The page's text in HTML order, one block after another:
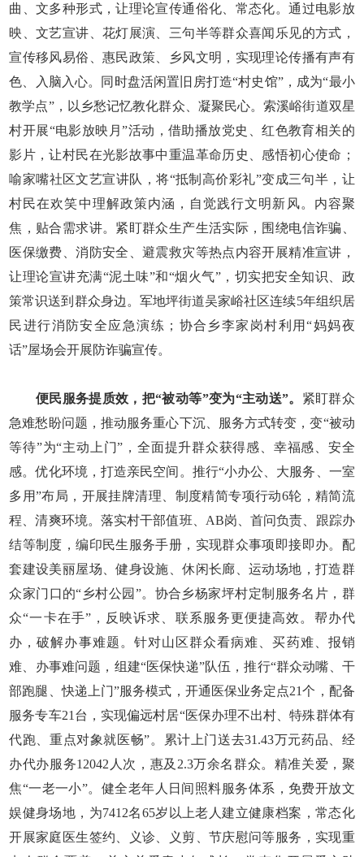
曲、文多种形式，让理论宣传通俗化、常态化。通过电影放
映、文艺宣讲、花灯展演、三句半等群众喜闻乐见的方式，
宣传移风易俗、惠民政策、乡风文明，实现理论传播有声有
色、入脑入心。同时盘活闲置旧房打造“村史馆”，成为“最小
教学点”，以乡愁记忆教化群众、凝聚民心。索溪峪街道双星
村开展“电影放映月”活动，借助播放党史、红色教育相关的
影片，让村民在光影故事中重温革命历史、感悟初心使命；
喻家嘴社区文艺宣讲队，将“抵制高价彩礼”变成三句半，让
村民在欢笑中理解政策内涵，自觉践行文明新风。内容聚
焦，贴合需求讲。紧盯群众生产生活实际，围绕电信诈骗、
医保缴费、消防安全、避震救灾等热点内容开展精准宣讲，
让理论宣讲充满“泥土味”和“烟火气”，切实把安全知识、政
策常识送到群众身边。军地坪街道吴家峪社区连续5年组织居
民进行消防安全应急演练；协合乡李家岗村利用“妈妈夜
话”屋场会开展防诈骗宣传。
便民服务提质效，把“被动等”变为“主动送”。 紧盯群众
急难愁盼问题，推动服务重心下沉、服务方式转变，变“被动
等待”为“主动上门”，全面提升群众获得感、幸福感、安全
感。优化环境，打造亲民空间。推行“小办公、大服务、一室
多用”布局，开展挂牌清理、制度精简专项行动6轮，精简流
程、清爽环境。落实村干部值班、AB岗、首问负责、跟踪办
结等制度，编印民生服务手册，实现群众事项即接即办。配
套建设美丽屋场、健身设施、休闲长廊、运动场地，打造群
众家门口的“乡村公园”。协合乡杨家坪村定制服务名片，群
众“一卡在手”，反映诉求、联系服务更便捷高效。帮办代
办，破解办事难题。针对山区群众看病难、买药难、报销
难、办事难问题，组建“医保快递”队伍，推行“群众动嘴、干
部跑腿、快递上门”服务模式，开通医保业务定点21个，配备
服务专车21台，实现偏远村居“医保办理不出村、特殊群体有
代跑、重点对象就医畅”。累计上门送去31.43万元药品、经
办代办服务12042人次，惠及2.3万余名群众。精准关爱，聚
焦“一老一小”。健全老年人日间照料服务体系，免费开放文
娱健身场地，为7412名65岁以上老人建立健康档案，常态化
开展家庭医生签约、义诊、义剪、节庆慰问等服务，实现重